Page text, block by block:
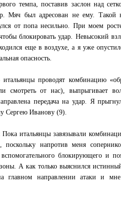
темпа, поставив заслон над
Мяч был адресован не ему. Такой
от попа несильно. При моем
блокировать удар. Невысокий
еще в воздухе, а я уже
опасность.
итальянцы проводят комбинацию
смотреть от нас), выпрыгивает
передача на удар. Я
Сергею Иванову (9).
Пока итальянцы завязывали
поскольку напротив меня
блокирующего и
А как только выяснился
главном направлении атаки и